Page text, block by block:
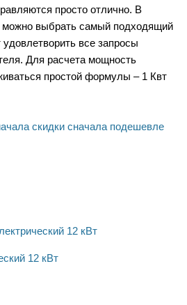
просто отлично. В
можно выбрать самый подходящий
все запросы
Для расчета мощность
простой формулы – 1 Квт
скидки сначала подешевле
12 кВт